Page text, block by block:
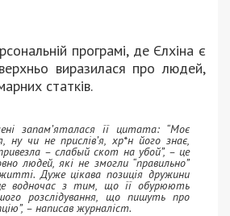
програмі, де Єлхіна є
виразилася про людей,
статків.
запам’яталася її цитата: “Моє
ну чи не прислів’я, хр*н його знає,
– слабый скот на убой”, – це
людей, які не змогли “правильно”
Дуже цікава позиція дружини
це водночас з тим, що її обурюють
розслідування, що пишуть про
– написав журналіст.